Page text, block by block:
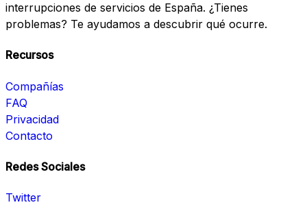
interrupciones de servicios de España. ¿Tienes
problemas? Te ayudamos a descubrir qué ocurre.
Recursos
Compañías
FAQ
Privacidad
Contacto
Redes Sociales
Twitter